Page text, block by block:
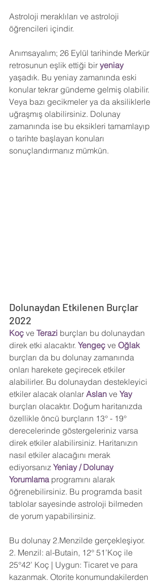
Astroloji meraklıları ve astroloji
öğrencileri içindir.
Anımsayalım; 26 Eylül tarihinde Merkür
retrosunun eşlik ettiği bir yeniay
yaşadık. Bu yeniay zamanında eski
konular tekrar gündeme gelmiş olabilir.
Veya bazı gecikmeler ya da aksiliklerle
uğraşmış olabilirsiniz. Dolunay
zamanında ise bu eksikleri tamamlayıp
o tarihte başlayan konuları
sonuçlandırmanız mümkün.
Dolunaydan Etkilenen Burçlar
2022
Koç ve Terazi burçları bu dolunaydan
direk etki alacaktır. Yengeç ve Oğlak
burçları da bu dolunay zamanında
onları harekete geçirecek etkiler
alabilirler. Bu dolunaydan destekleyici
etkiler alacak olanlar Aslan ve Yay
burçları olacaktır. Doğum haritanızda
özellikle öncü burçların 13° - 19°
derecelerinde göstergeleriniz varsa
direk etkiler alabilirsiniz. Haritanızın
nasıl etkiler alacağını merak
ediyorsanız Yeniay / Dolunay
Yorumlama programını alarak
öğrenebilirsiniz. Bu programda basit
tablolar sayesinde astroloji bilmeden
de yorum yapabilirsiniz.
Bu dolunay 2.Menzilde gerçekleşiyor.
2. Menzil: al-Butain, 12° 51’Koç ile
25°42’ Koç | Uygun: Ticaret ve para
kazanmak. Otorite konumundakilerden